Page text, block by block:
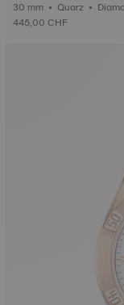
30 mm •
445,00 CHF